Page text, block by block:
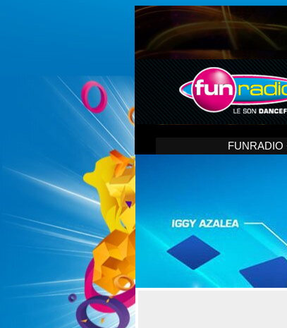
FUNRADIO